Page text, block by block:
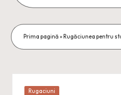
conexiuni
reale
Prima pagină » Rugăciunea pentru
Posted
Rugaciuni